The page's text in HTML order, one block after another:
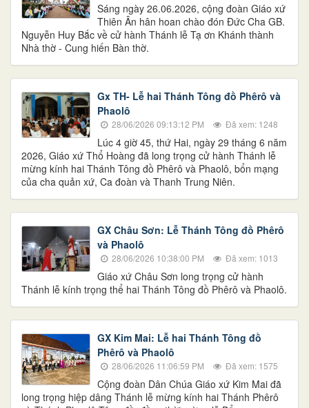
Sáng ngày 26.06.2026, cộng đoàn Giáo xứ
Thiên Ân hân hoan chào đón Đức Cha GB.
Nguyễn Huy Bắc về cử hành Thánh lễ Tạ ơn Khánh thành
Nhà thờ - Cung hiến Bàn thờ.
Gx TH- Lễ hai Thánh Tông đồ Phêrô và
Phaolô
28/06/2026 09:13:12 PM Đã xem: 1248
Lúc 4 giờ 45, thứ Hai, ngày 29 tháng 6 năm
2026, Giáo xứ Thổ Hoàng đã long trọng cử hành Thánh lễ
mừng kính hai Thánh Tông đồ Phêrô và Phaolô, bổn mạng
của cha quản xứ, Ca đoàn và Thanh Trung Niên.
GX Châu Sơn: Lễ Thánh Tông đồ Phêrô
và Phaolô
28/06/2026 10:38:00 PM Đã xem: 1013
Giáo xứ Châu Sơn long trọng cử hành
Thánh lễ kính trọng thể hai Thánh Tông đồ Phêrô và Phaolô.
GX Kim Mai: Lễ hai Thánh Tông đồ
Phêrô và Phaolô
28/06/2026 11:06:59 PM Đã xem: 1575
Cộng đoàn Dân Chúa Giáo xứ Kim Mai đã
long trọng hiệp dâng Thánh lễ mừng kính hai Thánh Phêrô